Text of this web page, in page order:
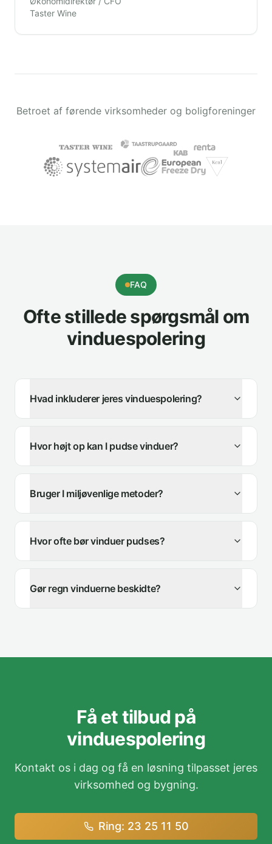
Taster Wine
Betroet af førende virksomheder og boligforeninger
FAQ
Ofte stillede spørgsmål om
vinduespolering
Hvad inkluderer jeres vinduespolering?
Hvor højt op kan I pudse vinduer?
Bruger I miljøvenlige metoder?
Hvor ofte bør vinduer pudses?
Gør regn vinduerne beskidte?
Få et tilbud på
vinduespolering
Kontakt os i dag og få en løsning tilpasset jeres
virksomhed og bygning.
Ring: 23 25 11 50